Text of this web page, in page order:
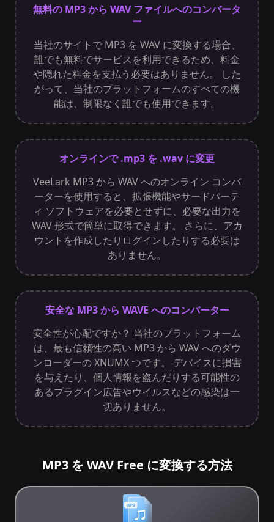
無料の MP3 から WAV ファイルへのコンバータ
ー
当社のサイトで MP3 を WAV に変換する場合、
誰でも無料でサービスを利用できるため、料金
や隠れた料金を支払う必要はありません。 した
がって、当社のプラットフォームのすべての機
能は、制限なく誰でも使用できます。
オンラインで .mp3 を .wav に変更
VeeLark MP3 から WAV へのオンライン コンバ
ーターを使用すると、拡張機能やサードパーテ
ィ ソフトウェアを必要とせずに、必要な出力を
WAV 形式で簡単に取得できます。 さらに、アカ
ウントを作成したりログインしたりする必要は
ありません。
安全な MP3 から WAVE へのコンバーター
安全性が心配ですか？ 当社のプラットフォーム
は、最も信頼性の高い MP3 から WAV へのダウ
ンローダーの XNUMX つです。 デバイスに損害
を与えたり、個人情報を盗んだりする可能性の
あるプラグイン広告やウイルスなどの感染は一
切ありません。
MP3 を WAV Free に変換する方法